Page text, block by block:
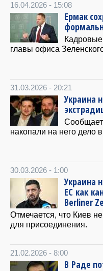
16.04.2026 - 15:08
Ермак
главы офиса
31.03.2026 - 20:21
Украина
накопали на него дело
30.03.2026 - 1:00
Украина
ЕС как
Berliner
Отмечается, что Киев
для присоединения.
21.02.2026 - 8:00
В Раде